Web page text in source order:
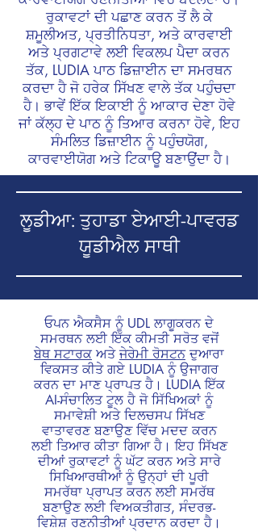
ਰੁਕਾਵਟਾਂ ਦੀ ਪਛਾਣ ਕਰਨ ਤੋਂ ਲੈ ਕੇ
ਸ਼ਮੂਲੀਅਤ, ਪ੍ਰਤੀਨਿਧਤਾ, ਅਤੇ ਕਾਰਵਾਈ
ਅਤੇ ਪ੍ਰਗਟਾਵੇ ਲਈ ਵਿਕਲਪ ਪੈਦਾ ਕਰਨ
ਤੱਕ, LUDIA ਪਾਠ ਡਿਜ਼ਾਈਨ ਦਾ ਸਮਰਥਨ
ਕਰਦਾ ਹੈ ਜੋ ਹਰੇਕ ਸਿੱਖਣ ਵਾਲੇ ਤੱਕ ਪਹੁੰਚਦਾ
ਹੈ। ਭਾਵੇਂ ਇੱਕ ਇਕਾਈ ਨੂੰ ਆਕਾਰ ਦੇਣਾ ਹੋਵੇ
ਜਾਂ ਕੱਲ੍ਹ ਦੇ ਪਾਠ ਨੂੰ ਤਿਆਰ ਕਰਨਾ ਹੋਵੇ, ਇਹ
ਸੰਮਲਿਤ ਡਿਜ਼ਾਈਨ ਨੂੰ ਪਹੁੰਚਯੋਗ,
ਕਾਰਵਾਈਯੋਗ ਅਤੇ ਟਿਕਾਊ ਬਣਾਉਂਦਾ ਹੈ।
ਲੂਡੀਆ: ਤੁਹਾਡਾ ਏਆਈ-ਪਾਵਰਡ
ਯੂਡੀਐਲ ਸਾਥੀ
ਓਪਨ ਐਕਸੈਸ ਨੂੰ UDL ਲਾਗੂਕਰਨ ਦੇ
ਸਮਰਥਨ ਲਈ ਇੱਕ ਕੀਮਤੀ ਸਰੋਤ ਵਜੋਂ
ਬੇਥ ਸਟਾਰਕਅਤੇਜੇਰੇਮੀ ਰੋਸਟਨਦੁਆਰਾ
ਵਿਕਸਤ ਕੀਤੇ ਗਏ LUDIA ਨੂੰ ਉਜਾਗਰ
ਕਰਨ ਦਾ ਮਾਣ ਪ੍ਰਾਪਤ ਹੈ। LUDIA ਇੱਕ
AI-ਸੰਚਾਲਿਤ ਟੂਲ ਹੈ ਜੋ ਸਿੱਖਿਅਕਾਂ ਨੂੰ
ਸਮਾਵੇਸ਼ੀ ਅਤੇ ਦਿਲਚਸਪ ਸਿੱਖਣ
ਵਾਤਾਵਰਣ ਬਣਾਉਣ ਵਿੱਚ ਮਦਦ ਕਰਨ
ਲਈ ਤਿਆਰ ਕੀਤਾ ਗਿਆ ਹੈ। ਇਹ ਸਿੱਖਣ
ਦੀਆਂ ਰੁਕਾਵਟਾਂ ਨੂੰ ਘੱਟ ਕਰਨ ਅਤੇ ਸਾਰੇ
ਸਿਖਿਆਰਥੀਆਂ ਨੂੰ ਉਨ੍ਹਾਂ ਦੀ ਪੂਰੀ
ਸਮਰੱਥਾ ਪ੍ਰਾਪਤ ਕਰਨ ਲਈ ਸਮਰੱਥ
ਬਣਾਉਣ ਲਈ ਵਿਅਕਤੀਗਤ, ਸੰਦਰਭ-
ਵਿਸ਼ੇਸ਼ ਰਣਨੀਤੀਆਂ ਪ੍ਰਦਾਨ ਕਰਦਾ ਹੈ।